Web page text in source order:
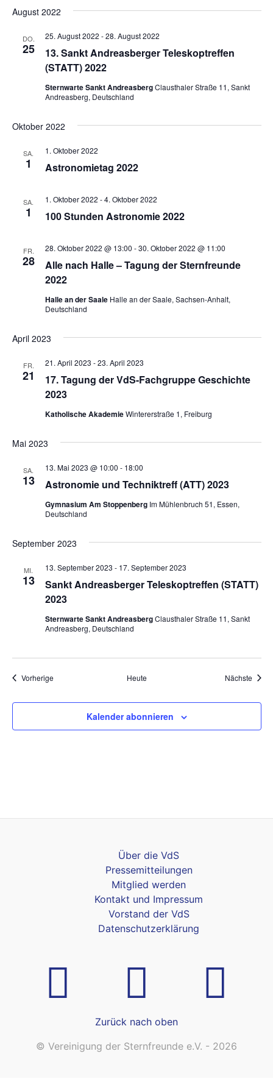
August 2022
DO.
25
13. Sankt Andreasberger Teleskoptreffen
(STATT) 2022
25. August 2022 -28. August 2022
Sternwarte Sankt AndreasbergClausthaler Straße 11, Sankt
Andreasberg, Deutschland
Oktober 2022
SA.
1 Astronomietag 2022
1. Oktober 2022
SA.
1 100 Stunden Astronomie 2022
1. Oktober 2022 -4. Oktober 2022
FR.
28
Alle nach Halle – Tagung der Sternfreunde
2022
28. Oktober 2022 @ 13:00 -30. Oktober 2022 @ 11:00
Halle an der Saale Halle an der Saale, Sachsen-Anhalt,
Deutschland
April 2023
FR.
21
17. Tagung der VdS-Fachgruppe Geschichte
2023
21. April 2023 -23. April 2023
Katholische AkademieWintererstraße 1, Freiburg
Mai 2023
SA.
13 Astronomie und Techniktreff (ATT) 2023
13. Mai 2023 @ 10:00 - 18:00
Gymnasium Am Stoppenberg Im Mühlenbruch 51, Essen,
Deutschland
September 2023
MI.
13
Sankt Andreasberger Teleskoptreffen (STATT)
2023
13. September 2023 - 17. September 2023
Sternwarte Sankt AndreasbergClausthaler Straße 11, Sankt
Andreasberg, Deutschland
VorherigeVeranstaltungen Heute Nächste
Kalender abonnieren
Über die VdS
Pressemitteilungen
Mitglied werden
Kontakt und Impressum
Vorstand der VdS
Datenschutzerklärung
Zurück nach oben
© Vereinigung der Sternfreunde e.V. - 2026